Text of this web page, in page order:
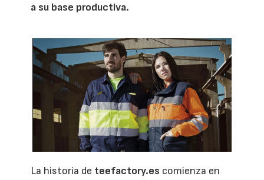
a su base productiva.
La historia de teefactory.es comienza en